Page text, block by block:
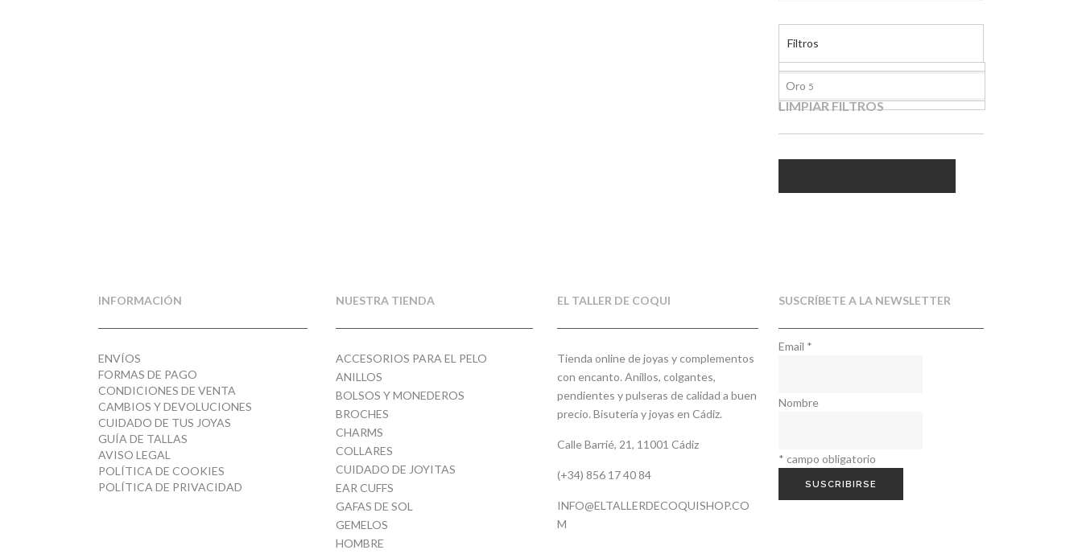
Filtros
Oro 5
LIMPIAR FILTROS
INFORMACIÓN
ENVÍOS
FORMAS DE PAGO
CONDICIONES DE VENTA
CAMBIOS Y DEVOLUCIONES
CUIDADO DE TUS JOYAS
GUÍA DE TALLAS
AVISO LEGAL
POLÍTICA DE COOKIES
POLÍTICA DE PRIVACIDAD
NUESTRA TIENDA
ACCESORIOS PARA EL PELO
ANILLOS
BOLSOS Y MONEDEROS
BROCHES
CHARMS
COLLARES
CUIDADO DE JOYITAS
EAR CUFFS
GAFAS DE SOL
GEMELOS
HOMBRE
EL TALLER DE COQUI
Tienda online de joyas y complementos
con encanto. Anillos, colgantes,
pendientes y pulseras de calidad a buen
precio. Bisutería y joyas en Cádiz.
Calle Barrié, 21, 11001 Cádiz
(+34) 856 17 40 84
INFO@ELTALLERDECOQUISHOP.CO
M
SUSCRÍBETE A LA NEWSLETTER
Email *
Nombre
* campo obligatorio